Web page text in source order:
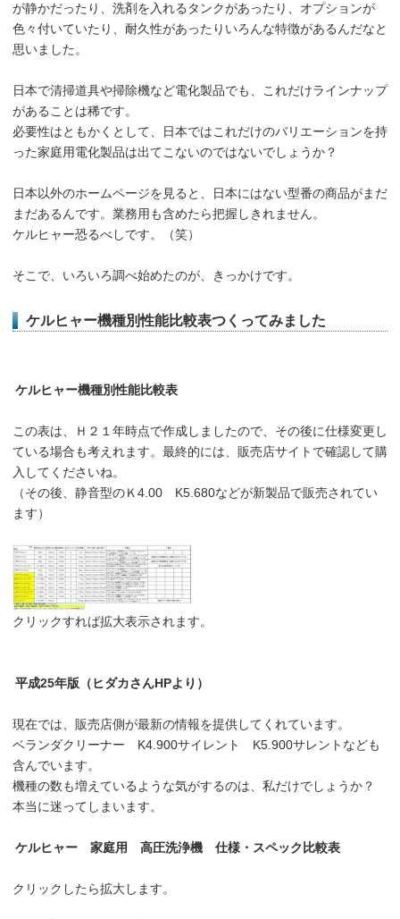
が静かだったり、洗剤を入れるタンクがあったり、オプションが
色々付いていたり、耐久性があったりいろんな特徴があるんだなと
思いました。
日本で清掃道具や掃除機など電化製品でも、これだけラインナップ
があることは稀です。
必要性はともかくとして、日本ではこれだけのバリエーションを持
った家庭用電化製品は出てこないのではないでしょうか？
日本以外のホームページを見ると、日本にはない型番の商品がまだ
まだあるんです。業務用も含めたら把握しきれません。
ケルヒャー恐るべしです。（笑）
そこで、いろいろ調べ始めたのが、きっかけです。
ケルヒャー機種別性能比較表つくってみました
ケルヒャー機種別性能比較表
この表は、Ｈ２１年時点で作成しましたので、その後に仕様変更し
ている場合も考えれます。最終的には、販売店サイトで確認して購
入してくださいね。
（その後、静音型のＫ4.00 K5.680などが新製品で販売されてい
ます）
クリックすれば拡大表示されます。
平成25年版（ヒダカさんHPより）
現在では、販売店側が最新の情報を提供してくれています。
ベランダクリーナー K4.900サイレント K5.900サレントなども
含んでいます。
機種の数も増えているような気がするのは、私だけでしょうか？
本当に迷ってしまいます。
ケルヒャー 家庭用 高圧洗浄機 仕様・スペック比較表
クリックしたら拡大します。